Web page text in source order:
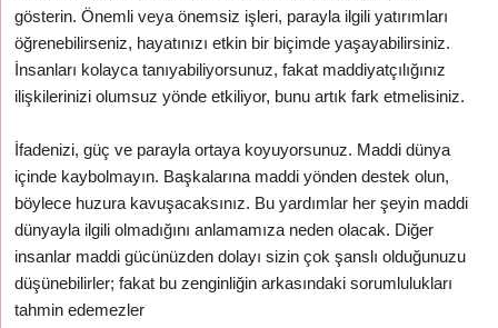
gösterin. Önemli veya önemsiz işleri, parayla ilgili yatırımları
öğrenebilirseniz, hayatınızı etkin bir biçimde yaşayabilirsiniz.
İnsanları kolayca tanıyabiliyorsunuz, fakat maddiyatçılığınız
ilişkilerinizi olumsuz yönde etkiliyor, bunu artık fark etmelisiniz.
İfadenizi, güç ve parayla ortaya koyuyorsunuz. Maddi dünya
içinde kaybolmayın. Başkalarına maddi yönden destek olun,
böylece huzura kavuşacaksınız. Bu yardımlar her şeyin maddi
dünyayla ilgili olmadığını anlamamıza neden olacak. Diğer
insanlar maddi gücünüzden dolayı sizin çok şanslı olduğunuzu
düşünebilirler; fakat bu zenginliğin arkasındaki sorumlulukları
tahmin edemezler